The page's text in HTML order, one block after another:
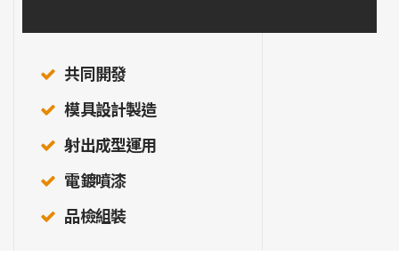
共同開發
模具設計製造
射出成型運用
電鍍噴漆
品檢組裝